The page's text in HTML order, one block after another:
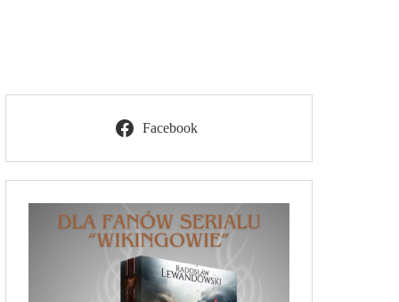
Facebook